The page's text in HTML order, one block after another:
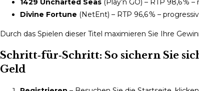
Divine Fortune (NetEnt) – RTP 96,6 % –
Durch das Spielen dieser Titel maximieren Sie Ihre
Schritt‑für‑Schritt: So sichern Sie
Geld